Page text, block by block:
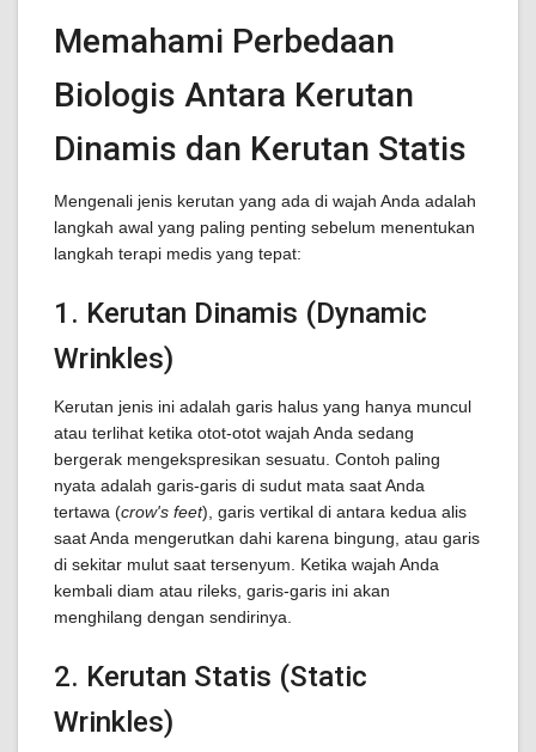
Memahami Perbedaan
Biologis Antara Kerutan
Dinamis dan Kerutan Statis
Mengenali jenis kerutan yang ada di wajah Anda adalah
langkah awal yang paling penting sebelum menentukan
langkah terapi medis yang tepat:
1. Kerutan Dinamis (Dynamic
Wrinkles)
Kerutan jenis ini adalah garis halus yang hanya muncul
atau terlihat ketika otot-otot wajah Anda sedang
bergerak mengekspresikan sesuatu. Contoh paling
nyata adalah garis-garis di sudut mata saat Anda
tertawa (crow's feet), garis vertikal di antara kedua alis
saat Anda mengerutkan dahi karena bingung, atau garis
di sekitar mulut saat tersenyum. Ketika wajah Anda
kembali diam atau rileks, garis-garis ini akan
menghilang dengan sendirinya.
2. Kerutan Statis (Static
Wrinkles)